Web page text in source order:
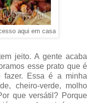
aqui em casa
jeito. A gente acaba
esse prato que é
fazer. Essa é a minha
cheiro-verde, molho
que versátil? Porque